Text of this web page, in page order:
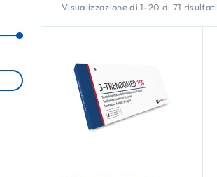
Visualizzazione di 1-20 di 71 risultati